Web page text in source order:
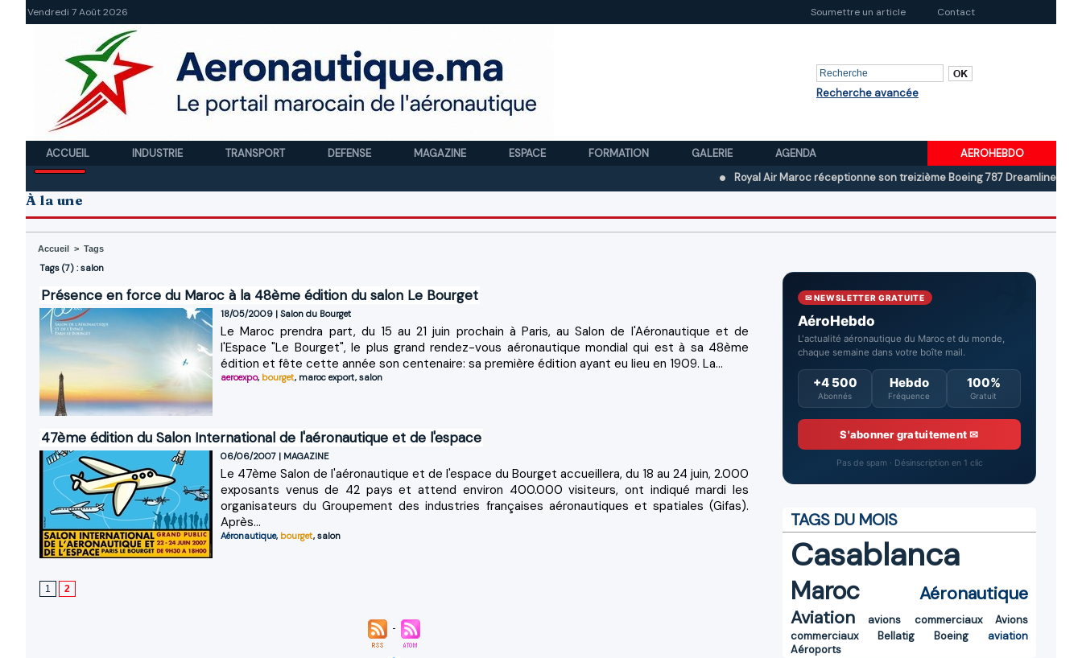
Vendredi 7 Août 2026 Soumettre un article Contact
Recherche avancée
ACCUEIL INDUSTRIE TRANSPORT DEFENSE MAGAZINE ESPACE FORMATION GALERIE AGENDA
AEROHEBDO
Royal Air Maroc réceptionne son treizième Boeing 787 Dreamliner
Boeing
À la une
Accueil > Tags
Tags (7) : salon
Présence en force du Maroc à la 48ème édition du salon Le Bourget
18/05/2009 | Salon du Bourget
Le Maroc prendra part, du 15 au 21 juin prochain à Paris, au Salon de l'Aéronautique et de
l'Espace "Le Bourget", le plus grand rendez-vous aéronautique mondial qui est à sa 48ème
édition et fête cette année son centenaire: sa première édition ayant eu lieu en 1909. La...
aeroexpo, bourget, maroc export, salon
47ème édition du Salon International de l'aéronautique et de l'espace
06/06/2007 | MAGAZINE
Le 47ème Salon de l'aéronautique et de l'espace du Bourget accueillera, du 18 au 24 juin, 2.000
exposants venus de 42 pays et attend environ 400.000 visiteurs, ont indiqué mardi les
organisateurs du Groupement des industries françaises aéronautiques et spatiales (Gifas).
Après...
Aéronautique, bourget, salon
1 2
✉ NEWSLETTER GRATUITE
AéroHebdo
L'actualité aéronautique du Maroc et du monde,
chaque semaine dans votre boîte mail.
+4 500
Abonnés
Hebdo
Fréquence
100%
Gratuit
S'abonner gratuitement ✉
Pas de spam · Désinscription en 1 clic
TAGS DU MOIS
Casablanca
Maroc
Aéronautique
Aviation
avions commerciaux
Avions
commerciaux
Bellatig Boeing
aviation
Aéroports